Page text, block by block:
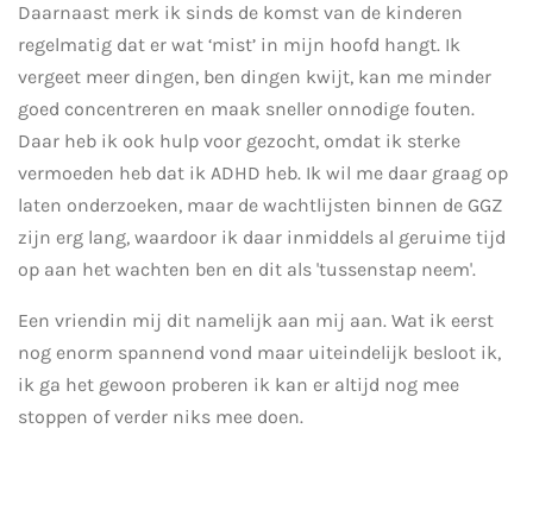
Daarnaast merk ik sinds de komst van de kinderen
regelmatig dat er wat ‘mist’ in mijn hoofd hangt. Ik
vergeet meer dingen, ben dingen kwijt, kan me minder
goed concentreren en maak sneller onnodige fouten.
Daar heb ik ook hulp voor gezocht, omdat ik sterke
vermoeden heb dat ik ADHD heb. Ik wil me daar graag op
laten onderzoeken, maar de wachtlijsten binnen de GGZ
zijn erg lang, waardoor ik daar inmiddels al geruime tijd
op aan het wachten ben en dit als 'tussenstap neem'.
Een vriendin mij dit namelijk aan mij aan. Wat ik eerst
nog enorm spannend vond maar uiteindelijk besloot ik,
ik ga het gewoon proberen ik kan er altijd nog mee
stoppen of verder niks mee doen.